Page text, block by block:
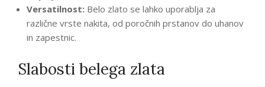
Versatilnost: Belo zlato se lahko uporablja za
različne vrste nakita, od poročnih prstanov do uhanov
in zapestnic.
Slabosti belega zlata